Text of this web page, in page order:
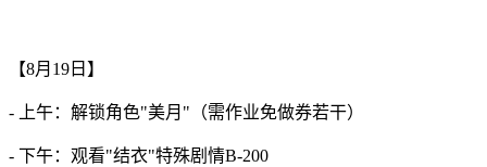
【8月19日】
- 上午：解锁角色"美月"（需作业免做券若干）
- 下午：观看"结衣"特殊剧情B-200